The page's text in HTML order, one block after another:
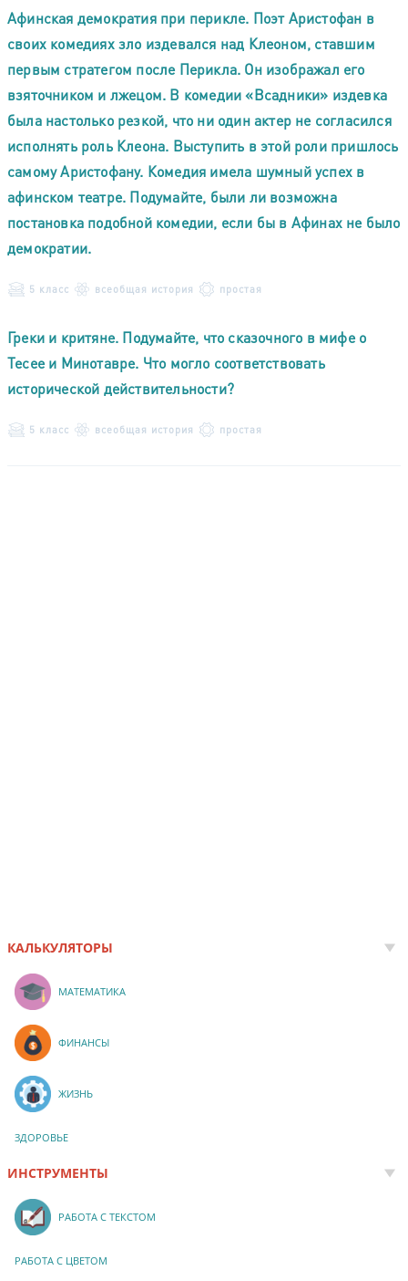
Афинская демократия при перикле. Поэт Аристофан в
своих комедиях зло издевался над Клеоном, ставшим
первым стратегом после Перикла. Он изображал его
взяточником и лжецом. В комедии «Всадники» издевка
была настолько резкой, что ни один актер не согласился
исполнять роль Клеона. Выступить в этой роли пришлось
самому Аристофану. Комедия имела шумный успех в
афинском театре. Подумайте, были ли возможна
постановка подобной комедии, если бы в Афинах не было
демократии.
5 класс всеобщая история простая
Греки и критяне. Подумайте, что сказочного в мифе о
Тесее и Минотавре. Что могло соответствовать
исторической действительности?
5 класс всеобщая история простая
КАЛЬКУЛЯТОРЫ
МАТЕМАТИКА
ФИНАНСЫ
ЖИЗНЬ
ЗДОРОВЬЕ
ИНСТРУМЕНТЫ
РАБОТА С ТЕКСТОМ
РАБОТА С ЦВЕТОМ